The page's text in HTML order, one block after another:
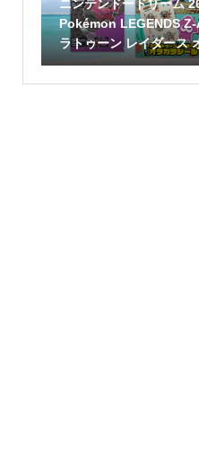
ニンテンドードリーム
Pokémon LEGENDS Z-
ラトゥーン レイダース